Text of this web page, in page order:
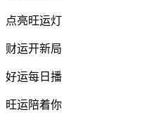
点亮旺运灯
财运开新局
好运每日播
旺运陪着你